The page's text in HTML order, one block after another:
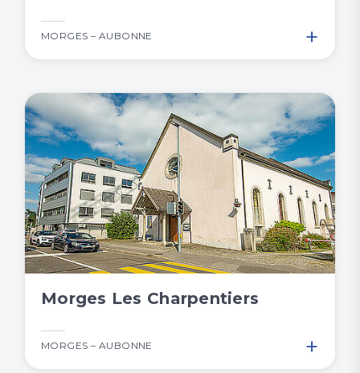
MORGES – AUBONNE +
Morges Les Charpentiers
MORGES – AUBONNE +